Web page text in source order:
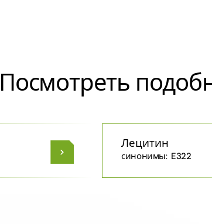
Посмотреть
Лецитин
синонимы: E322